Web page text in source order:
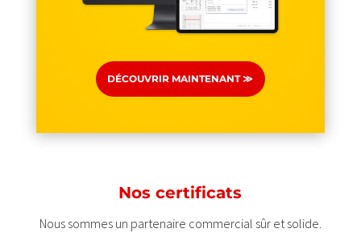
DÉCOUVRIR MAINTENANT ≫
Nos certificats
Nous sommes un partenaire commercial sûr et solide.